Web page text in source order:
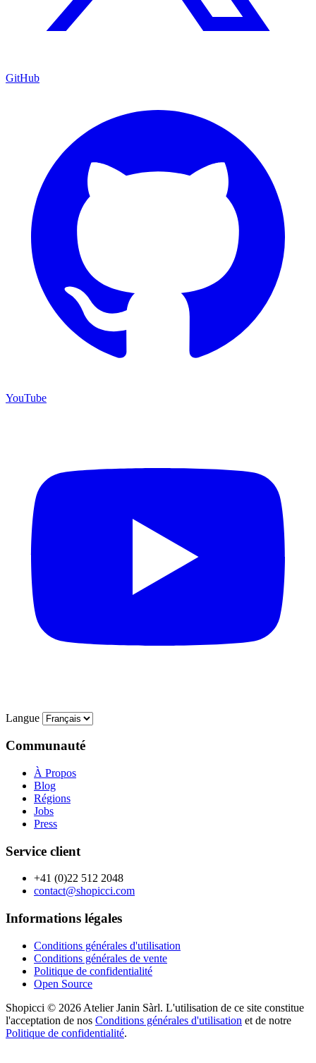
GitHub
YouTube
Langue
Communauté
À Propos
Blog
Régions
Jobs
Press
Service client
+41 (0)22 512 2048
contact@shopicci.com
Informations légales
Conditions générales d'utilisation
Conditions générales de vente
Politique de confidentialité
Open Source
Shopicci © 2026 Atelier Janin Sàrl. L'utilisation de ce site constitue
l'acceptation de nos Conditions générales d'utilisation et de notre
Politique de confidentialité.